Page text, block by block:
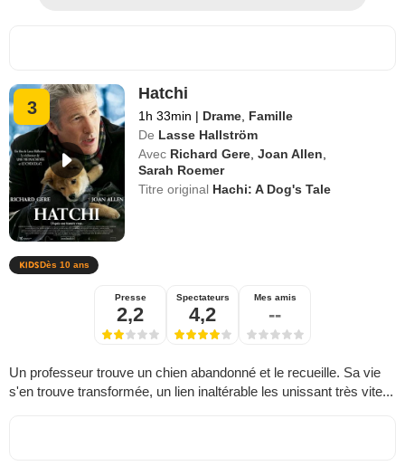
3
Hatchi
1h 33min | Drame Famille
De Lasse Hallström
Avec Richard Gere ,Joan Allen
Sarah Roemer
Titre original Hachi: A Dog's Tale
Dès 10 ans
Presse
2,2
Spectateurs
4,2
Mes amis
--
Un professeur trouve un chien abandonné et le recueille. Sa vie
s'en trouve transformée, un lien inaltérable les unissant très vite...